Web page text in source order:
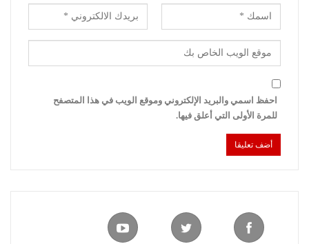
احفظ اسمي والبريد الإلكتروني وموقع الويب في هذا المتصفح
للمرة الأولى التي أعلق فيها.